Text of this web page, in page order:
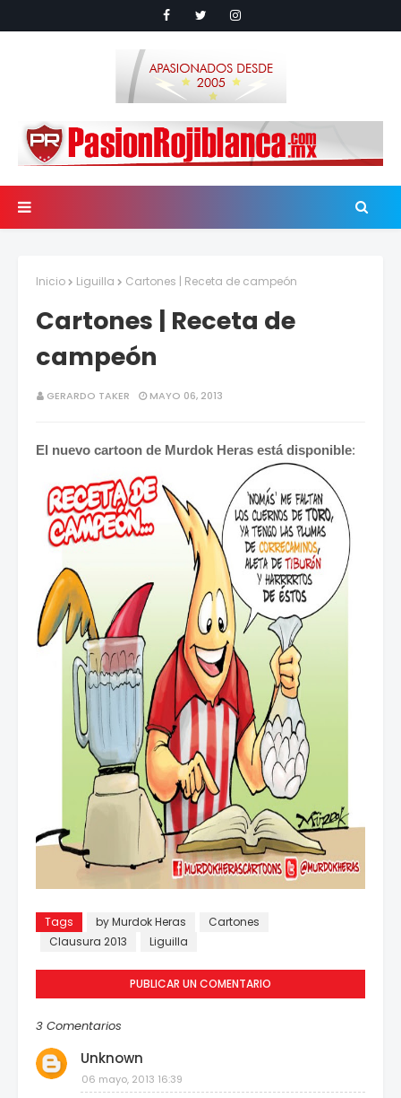
Inicio Liguilla Cartones | Receta de campeón
Cartones | Receta de
campeón
GERARDO TAKER MAYO 06, 2013
El nuevo cartoon de Murdok Heras está disponible:
Tags by Murdok Heras
Cartones
Clausura 2013
Liguilla
PUBLICAR UN COMENTARIO
3 Comentarios
Unknown
06 mayo, 2013 16:39